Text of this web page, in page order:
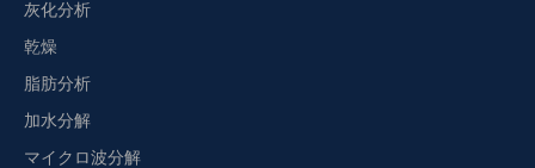
灰化分析
乾燥
脂肪分析
加水分解
マイクロ波分解